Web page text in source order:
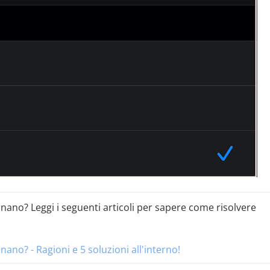
Leggi i seguenti articoli per sapere come risolvere
- Ragioni e 5 soluzioni all'interno!